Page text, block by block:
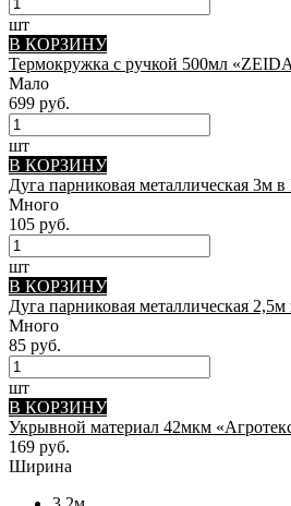
шт
В КОРЗИНУ
Термокружка с ручкой 500мл
Мало
699 руб.
шт
В КОРЗИНУ
Дуга парниковая металлическая 3м
Много
105 руб.
шт
В КОРЗИНУ
Дуга парниковая металлическая
Много
85 руб.
шт
В КОРЗИНУ
Укрывной материал 42мкм
169 руб.
Ширина